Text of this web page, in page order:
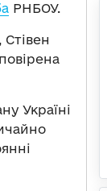
РНБОУ.
Україні